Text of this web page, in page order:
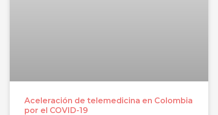
Aceleración de telemedicina en Colombia
por el COVID-19